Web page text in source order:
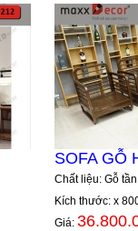
SOFA GỖ
Chất liệu: Gỗ
Kích thước: x
Giá: